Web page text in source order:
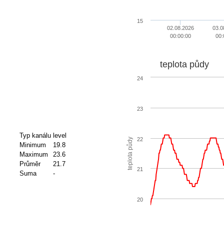
02.08.2026
00:00:00
15
Typ kanálu level
Minimum
19.8
Maximum
23.6
Průměr
21.7
Suma
-
teplota půdy
teplota půdy
20
21
22
23
24